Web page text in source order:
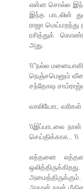
என்ன சொல்ல இந்த
இந்த பாடலின்
ராஜா மெய்மறந்து
ரசித்துக்
அது.
\\"நல்ல
நெஞ்சமெனும்
சந்தோஷ
வாலியோட
\\இப்பாடலை நான்
செய்திக்காக.. \\
எத்தனை
அமைத்திருக்கும்.